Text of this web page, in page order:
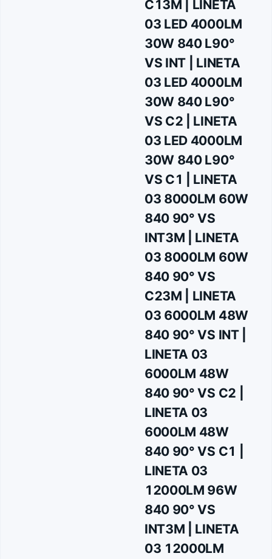
conformitate cu normativele specifice.
 Realizarea liniilor luminoase se va face în funcție de
secțiunea conductorilor și siguranțe
C13M | LINETA
03 LED 4000LM
30W 840 L90°
VS INT | LINETA
03 LED 4000LM
30W 840 L90°
VS C2 | LINETA
03 LED 4000LM
30W 840 L90°
VS C1 | LINETA
03 8000LM 60W
840 90° VS
INT3M | LINETA
03 8000LM 60W
840 90° VS
C23M | LINETA
03 6000LM 48W
840 90° VS INT |
LINETA 03
6000LM 48W
840 90° VS C2 |
LINETA 03
6000LM 48W
840 90° VS C1 |
LINETA 03
12000LM 96W
840 90° VS
INT3M | LINETA
03 12000LM